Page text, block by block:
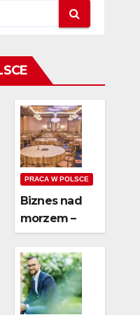
PRACA W POLSCE
Biznes nad
morzem –
czy wynajem
domków jest
opłacalny?